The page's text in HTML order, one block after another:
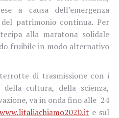
a causa dell’emergenza
patrimonio continua. Per
alla maratona solidale
fruibile in modo alternativo
di trasmissione con i
cultura, della scienza,
va in onda fino alle 24
www.litaliachiamo2020.it e sul